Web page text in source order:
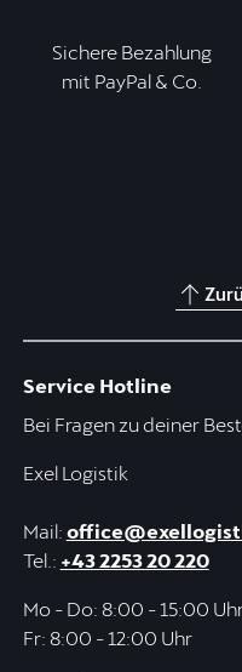
Sichere Bezahlung
mit PayPal & Co.
Service Hotline
Bei Fragen zu deiner
Exel Logistik
Mail:
Tel.: +43 2253 20 220
Mo - Do: 8:00 - 15:00
Fr: 8:00 - 12:00 Uhr